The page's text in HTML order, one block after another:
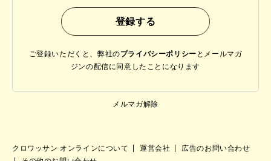
ご登録いただくと、弊社のプライバシーポリシー と メールマガ
ジンの配信に同意したことになります
メルマガ解除
クロワッサン オンラインについて 運営会社
広告のお問い合わせ